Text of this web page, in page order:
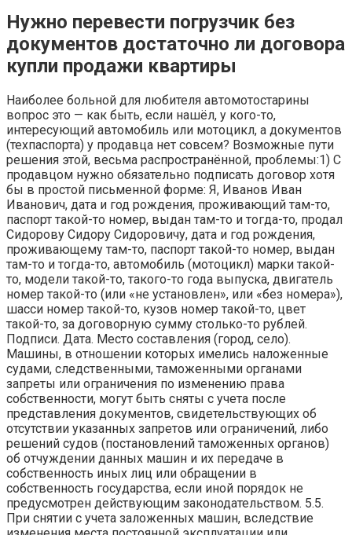
Нужно перевести погрузчик без
документов достаточно ли договора
купли продажи квартиры
Наиболее больной для любителя автомотостарины
вопрос это — как быть, если нашёл, у кого-то,
интересующий автомобиль или мотоцикл, а документов
(техпаспорта) у продавца нет совсем? Возможные пути
решения этой, весьма распространённой, проблемы:1) С
продавцом нужно обязательно подписать договор хотя
бы в простой письменной форме: Я, Иванов Иван
Иванович, дата и год рождения, проживающий там-то,
паспорт такой-то номер, выдан там-то и тогда-то, продал
Сидорову Сидору Сидоровичу, дата и год рождения,
проживающему там-то, паспорт такой-то номер, выдан
там-то и тогда-то, автомобиль (мотоцикл) марки такой-
то, модели такой-то, такого-то года выпуска, двигатель
номер такой-то (или «не установлен», или «без номера»),
шасси номер такой-то, кузов номер такой-то, цвет
такой-то, за договорную сумму столько-то рублей.
Подписи. Дата. Место составления (город, село).
Машины, в отношении которых имелись наложенные
судами, следственными, таможенными органами
запреты или ограничения по изменению права
собственности, могут быть сняты с учета после
представления документов, свидетельствующих об
отсутствии указанных запретов или ограничений, либо
решений судов (постановлений таможенных органов)
об отчуждении данных машин и их передаче в
собственность иных лиц или обращении в
собственность государства, если иной порядок не
предусмотрен действующим законодательством. 5.5.
При снятии с учета заложенных машин, вследствие